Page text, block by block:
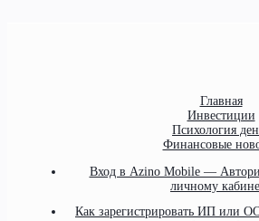
Главная
Инвестиции
Психология
Финансовые
Вход в Azino Mobile —
личному
Как зарегистрировать ИП или